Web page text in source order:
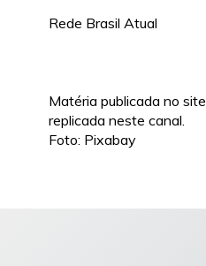
Rede Brasil Atual
Matéria publicada no site
replicada neste canal.
Foto: Pixabay